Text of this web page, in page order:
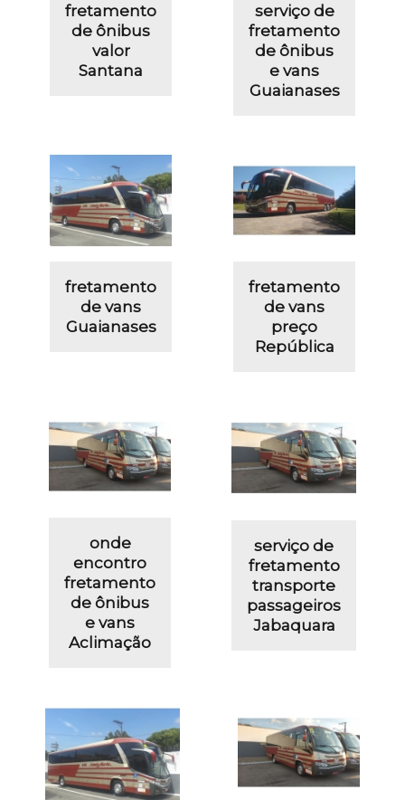
fretamento
de ônibus
valor
Santana
serviço de
fretamento
de ônibus
e vans
Guaianases
fretamento
de vans
Guaianases
fretamento
de vans
preço
República
onde
encontro
fretamento
de ônibus
e vans
Aclimação
serviço de
fretamento
transporte
passageiros
Jabaquara